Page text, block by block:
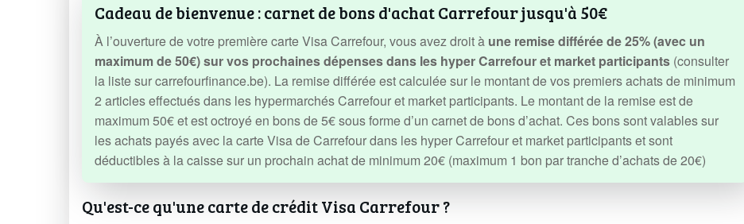
Cadeau de bienvenue : carnet de bons d'achat Carrefour jusqu'à 50€
À l’ouverture de votre première carte Visa Carrefour, vous avez droit à une remise différée de 25% (avec un
maximum de 50€) sur vos prochaines dépenses dans les hyper Carrefour et market participants (consulter
la liste sur carrefourfinance.be). La remise différée est calculée sur le montant de vos premiers achats de minimum
2 articles effectués dans les hypermarchés Carrefour et market participants. Le montant de la remise est de
maximum 50€ et est octroyé en bons de 5€ sous forme d’un carnet de bons d’achat. Ces bons sont valables sur
les achats payés avec la carte Visa de Carrefour dans les hyper Carrefour et market participants et sont
déductibles à la caisse sur un prochain achat de minimum 20€ (maximum 1 bon par tranche d’achats de 20€)
Qu'est-ce qu'une carte de crédit Visa Carrefour ?